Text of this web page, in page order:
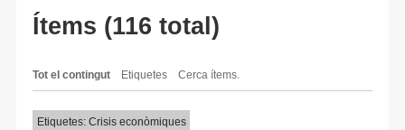
Ítems (116 total)
Tot el contingut Etiquetes Cerca ítems.
Etiquetes: Crisis econòmiques